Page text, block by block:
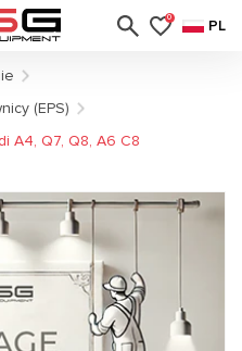
0 PL
(EPS)
A4, Q7, Q8, A6 C8